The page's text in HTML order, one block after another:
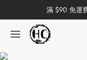
滿 $90 免運